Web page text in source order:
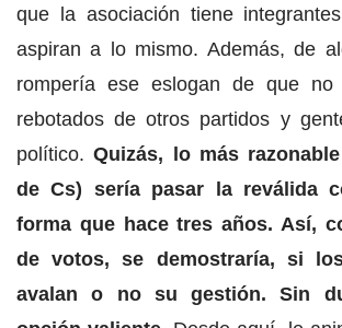
que la asociación tiene
aspiran a lo mismo. Además, de
rompería ese eslogan de que
rebotados de otros partidos y
político. Quizás, lo más
de Cs) sería pasar la reválida
forma que hace tres años. Así,
de votos, se demostraría, si
avalan o no su gestión. Sin